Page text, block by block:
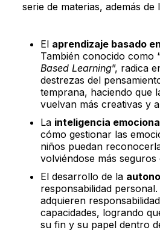
serie de materias, además de
El aprendizaje basado
También conocido como
Based Learning”, radica
destrezas del
temprana, haciendo que
vuelvan más creativas y
La inteligencia
cómo gestionar las
niños puedan
volviéndose más seguros
El desarrollo de la
responsabilidad
adquieren
capacidades, logrando
su fin y su papel dentro